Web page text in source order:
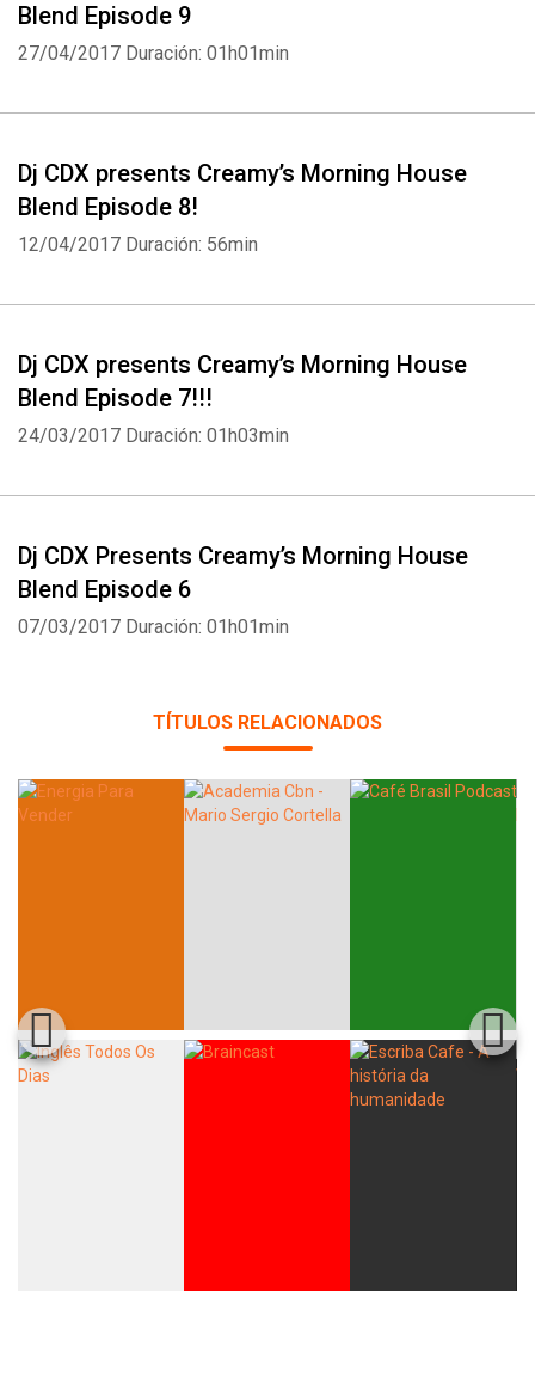
Blend Episode 9
27/04/2017 Duración: 01h01min
Dj CDX presents Creamy’s Morning House
Blend Episode 8!
12/04/2017 Duración: 56min
Dj CDX presents Creamy’s Morning House
Blend Episode 7!!!
24/03/2017 Duración: 01h03min
Dj CDX Presents Creamy’s Morning House
Blend Episode 6
07/03/2017 Duración: 01h01min
TÍTULOS RELACIONADOS
Whatsapp Facebook